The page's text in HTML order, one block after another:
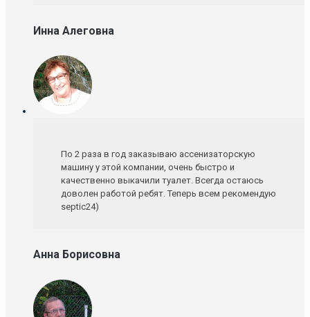
Инна Алеговна
По 2 раза в год заказываю ассенизаторскую
машину у этой компании, очень быстро и
качественно выкачили туалет. Всегда остаюсь
доволен работой ребят. Теперь всем рекомендую
septic24)
Анна Борисовна